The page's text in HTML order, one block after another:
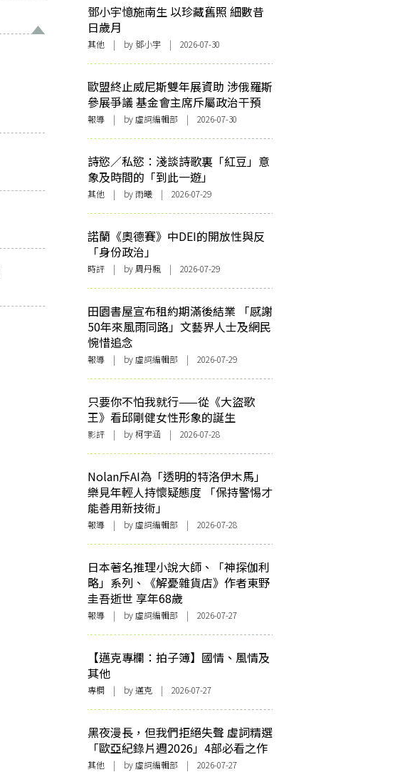
鄧小宇憶施南生 以珍藏舊照 細數昔
日歲月
其他 | by 鄧小宇 | 2026-07-30
歐盟終止威尼斯雙年展資助 涉俄羅斯
參展爭議 基金會主席斥屬政治干預
報導 | by 虛詞編輯部 | 2026-07-30
詩慾／私慾：淺談詩歌裏「紅豆」意
象及時間的「到此一遊」
其他 | by 雨曦 | 2026-07-29
諾蘭《奧德賽》中DEI的開放性與反
「身份政治」
時評 | by 周丹楓 | 2026-07-29
田園書屋宣布租約期滿後結業 「感謝
50年來風雨同路」文藝界人士及網民
惋惜追念
報導 | by 虛詞編輯部 | 2026-07-29
只要你不怕我就行——從《大盜歌
王》看邱剛健女性形象的誕生
影評 | by 柯宇涵 | 2026-07-28
Nolan斥AI為「透明的特洛伊木馬」
樂見年輕人持懷疑態度 「保持警惕才
能善用新技術」
報導 | by 虛詞編輯部 | 2026-07-28
日本著名推理小說大師、「神探伽利
略」系列、《解憂雜貨店》作者東野
圭吾逝世 享年68歲
報導 | by 虛詞編輯部 | 2026-07-27
【邁克專欄：拍子簿】國情、風情及
其他
專欄 | by邁克 | 2026-07-27
黑夜漫長，但我們拒絕失聲 虛詞精選
「歐亞紀錄片週2026」4部必看之作
其他 | by 虛詞編輯部 | 2026-07-27